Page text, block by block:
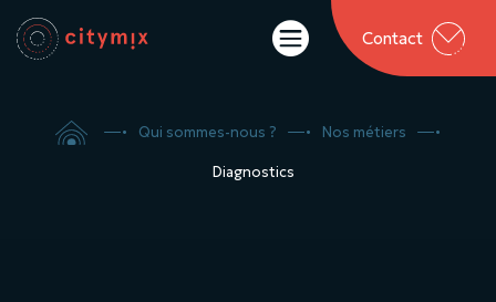
 Contact
 5 Qui sommes-nous ? 5 Nos métiers 5
Diagnostics